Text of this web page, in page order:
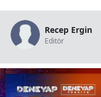
Recep Ergin
Editör